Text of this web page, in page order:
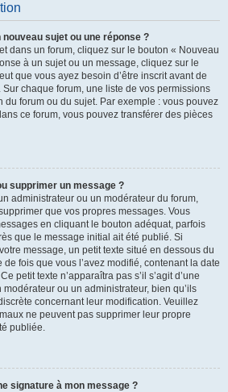
sujet ou une réponse ?
dans un forum, cliquez sur le bouton « Nouveau
à un sujet ou un message, cliquez sur le
que vous ayez besoin d’être inscrit avant de
chaque forum, une liste de vos permissions
du forum ou du sujet. Par exemple : vous pouvez
ce forum, vous pouvez transférer des pièces
supprimer un message ?
administrateur ou un modérateur du forum,
que vos propres messages. Vous
en cliquant le bouton adéquat, parfois
que le message initial ait été publié. Si
message, un petit texte situé en dessous du
fois que vous l’avez modifié, contenant la date
petit texte n’apparaîtra pas s’il s’agit d’une
ou un administrateur, bien qu’ils
concernant leur modification. Veuillez
ne peuvent pas supprimer leur propre
publiée.
signature à mon message ?